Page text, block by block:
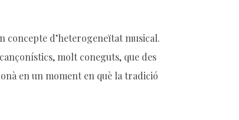
d’heterogeneïtat musical.
molt coneguts, que des
en un moment en què la tradició